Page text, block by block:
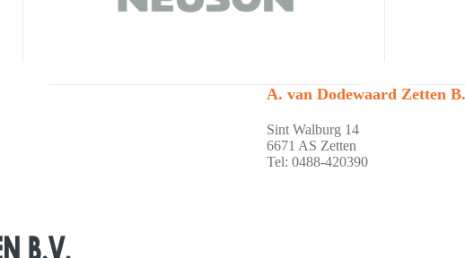
A. van Dodewaard Zetten
Sint Walburg 14
6671 AS Zetten
Tel: 0488-420390